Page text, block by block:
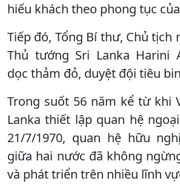
hiếu khách theo phong tục
Tiếp đó, Tổng Bí thư, Chủ tịch
Thủ tướng Sri Lanka Harini
dọc thảm đỏ, duyệt đội tiêu
Trong suốt 56 năm kể từ khi
Lanka thiết lập quan hệ
21/7/1970, quan hệ hữu
giữa hai nước đã không
và phát triển trên nhiều lĩnh